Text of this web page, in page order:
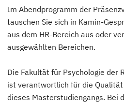
Im Abendprogramm der
tauschen Sie sich in Kamin-
aus dem HR-Bereich aus oder
ausgewählten Bereichen.
Die Fakultät für Psychologie der
ist verantwortlich für die
dieses Masterstudiengangs. Bei